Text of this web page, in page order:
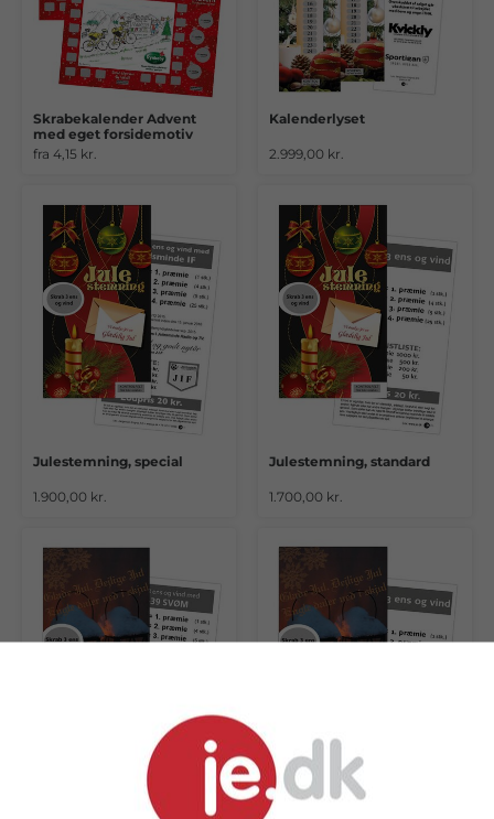
Skrabekalender Advent
med eget forsidemotiv
fra 4,15 kr.
Kalenderlyset
2.999,00 kr.
Julestemning, special
1.900,00 kr.
Julestemning, standard
1.700,00 kr.
Glade Jul, special Glade Jul, standard